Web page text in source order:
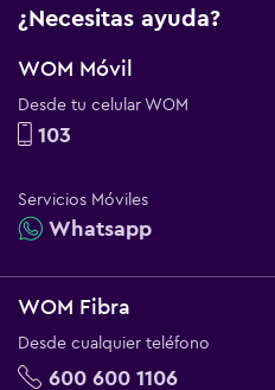
¿Necesitas ayuda?
WOM Móvil
Desde tu celular WOM
103
Servicios Móviles
Whatsapp
WOM Fibra
Desde cualquier teléfono
600 600 1106